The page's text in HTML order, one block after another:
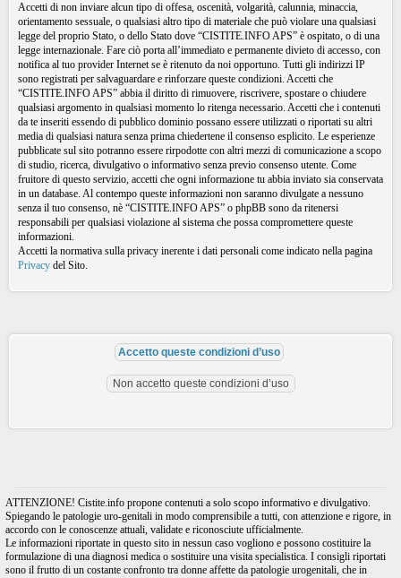
Accetti di non inviare alcun tipo di offesa, oscenità, volgarità, calunnia, minaccia,
orientamento sessuale, o qualsiasi altro tipo di materiale che può violare una qualsiasi
legge del proprio Stato, o dello Stato dove “CISTITE.INFO APS” è ospitato, o di una
legge internazionale. Fare ciò porta all’immediato e permanente divieto di accesso, con
notifica al tuo provider Internet se è ritenuto da noi opportuno. Tutti gli indirizzi IP
sono registrati per salvaguardare e rinforzare queste condizioni. Accetti che
“CISTITE.INFO APS” abbia il diritto di rimuovere, riscrivere, spostare o chiudere
qualsiasi argomento in qualsiasi momento lo ritenga necessario. Accetti che i contenuti
da te inseriti essendo di pubblico dominio possano essere utilizzati o riportati su altri
media di qualsiasi natura senza prima chiedertene il consenso esplicito. Le esperienze
pubblicate sul sito potranno essere rirpodotte con altri mezzi di comunicazione a scopo
di studio, ricerca, divulgativo o informativo senza previo consenso utente. Come
fruitore di questo servizio, accetti che ogni informazione tu abbia inviato sia conservata
in un database. Al contempo queste informazioni non saranno divulgate a nessuno
senza il tuo consenso, nè “CISTITE.INFO APS” o phpBB sono da ritenersi
responsabili per qualsiasi violazione al sistema che possa compromettere queste
informazioni.
Accetti la normativa sulla privacy inerente i dati personali come indicato nella pagina
Privacy del Sito.
ATTENZIONE! Cistite.info propone contenuti a solo scopo informativo e divulgativo.
Spiegando le patologie uro-genitali in modo comprensibile a tutti, con attenzione e rigore, in
accordo con le conoscenze attuali, validate e riconosciute ufficialmente.
Le informazioni riportate in questo sito in nessun caso vogliono e possono costituire la
formulazione di una diagnosi medica o sostituire una visita specialistica. I consigli riportati
sono il frutto di un costante confronto tra donne affette da patologie urogenitali, che in